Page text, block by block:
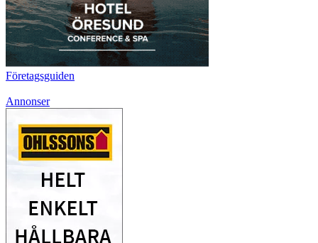
Företagsguiden
Annonser